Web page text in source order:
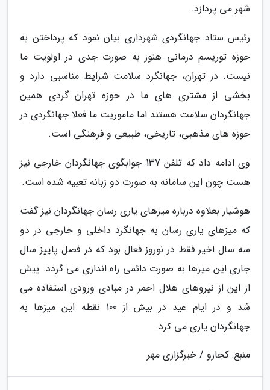
شهر می پردازد.
رئیس ستاد جهانگردی شهرداری بیان نمود که پرداختن به
حوزه توریسم درمانی هنوز به صورت جدی در اولویت ما
نیست. در تهران، جهانگرد سلامت شرایط مناسبی دارد و
بخشی از مشتری های ما در حوزه تهران گردی همین
جهانگردان سلامت هستند اما ماموریت ما فعلا جهانگردی در
حوزه های مذهبی، تاریخی، طبیعی و فرهنگی است.
وی ادامه داد که تلفن 137 جوابگوی جهانگردان خارجی نیز
هست چون این سامانه به صورت دو زبانه تعبیه شده است.
هوشیار بعلاوه درباره میزهای یاری رسان جهانگردان نیز گفت
که میزهای یاری رسان به جهانگرد داخلی و خارجی در دو
سه سال اخیر فقط در نوروز فعال بود که در فصل پاییز سال
جاری این میزها به صورت دائمی راه اندازی می گردد. پیش
از این از نیروهای هلال احمر در مبادی ورودی استفاده می
شد و در ایام عید در بیش از 100 نقطه این میزها به
جهانگردان یاری می کرد.
منبع: کجارو / خبرگزاری مهر